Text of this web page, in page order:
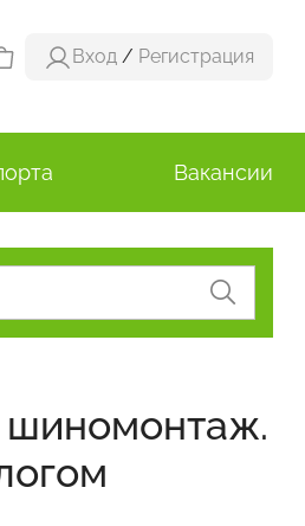
Вход / Регистрация
Вакансии
шиномонтаж.